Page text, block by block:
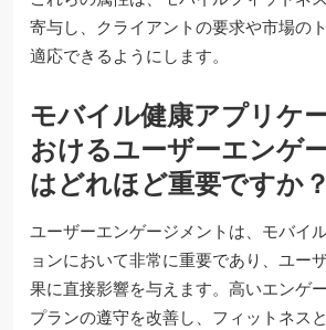
寄与し、クライアントの要求や市場の
適応できるようにします。
モバイル健康アプリケ
おけるユーザーエンゲ
はどれほど重要ですか？
ユーザーエンゲージメントは、モバイ
ョンにおいて非常に重要であり、ユー
果に直接影響を与えます。高いエンゲ
プランの遵守を改善し、フィットネス